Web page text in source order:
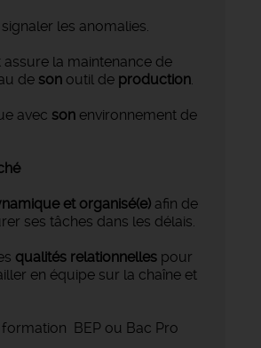
les anomalies.
assure la maintenance de
de son outil de production.
avec son environnement de
et organisé(e) afin de
ses tâches dans les délais.
qualités relationnelles pour
en équipe sur la chaîne et
formation BEP ou Bac Pro